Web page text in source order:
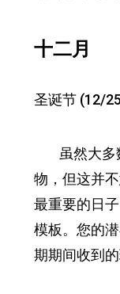
十二月
圣诞节 (12/
虽然大多
物，但这并
最重要的日子
模板。您的
期期间收到